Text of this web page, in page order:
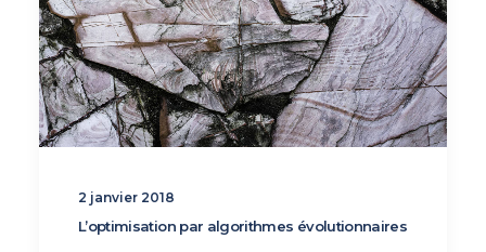
2 janvier 2018
L’optimisation par algorithmes évolutionnaires